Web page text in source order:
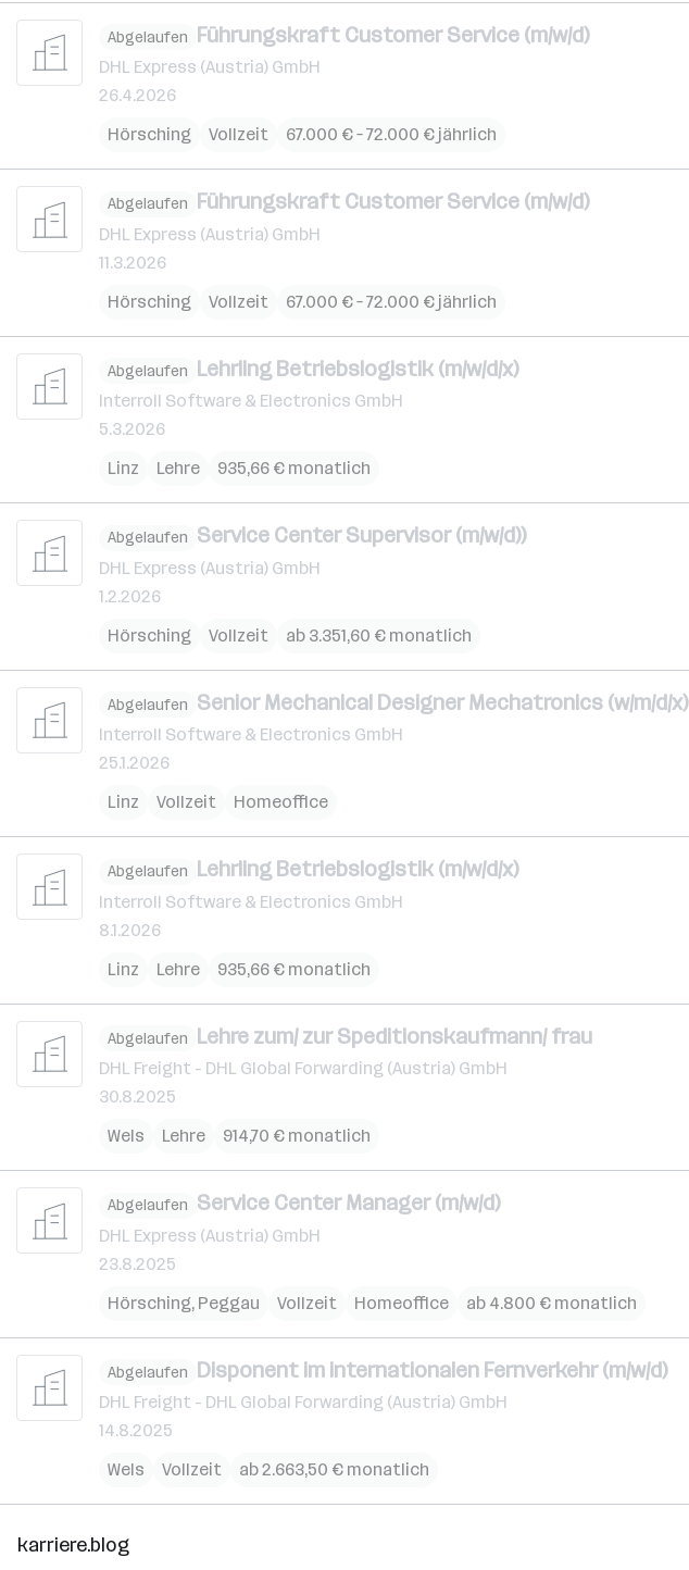
Abgelaufen Führungskraft Customer Service (m/w/d)
DHL Express (Austria) GmbH
26.4.2026
Hörsching
Vollzeit 67.000 € – 72.000 € jährlich
Abgelaufen Führungskraft Customer Service (m/w/d)
DHL Express (Austria) GmbH
11.3.2026
Hörsching
Vollzeit 67.000 € – 72.000 € jährlich
Abgelaufen Lehrling Betriebslogistik (m/w/d/x)
Interroll Software & Electronics GmbH
5.3.2026
Linz
Lehre 935,66 € monatlich
Abgelaufen Service Center Supervisor (m/w/d))
DHL Express (Austria) GmbH
1.2.2026
Hörsching
Vollzeit ab 3.351,60 € monatlich
Abgelaufen Senior Mechanical Designer Mechatronics (w/m/d/x)
Interroll Software & Electronics GmbH
25.1.2026
Linz
Vollzeit Homeoffice
Abgelaufen Lehrling Betriebslogistik (m/w/d/x)
Interroll Software & Electronics GmbH
8.1.2026
Linz
Lehre 935,66 € monatlich
Abgelaufen Lehre zum/ zur Speditionskaufmann/ frau
DHL Freight - DHL Global Forwarding (Austria) GmbH
30.8.2025
Wels
Lehre 914,70 € monatlich
Abgelaufen Service Center Manager (m/w/d)
DHL Express (Austria) GmbH
23.8.2025
Hörsching, Peggau Vollzeit Homeoffice ab 4.800 € monatlich
Abgelaufen Disponent im internationalen Fernverkehr (m/w/d)
DHL Freight - DHL Global Forwarding (Austria) GmbH
14.8.2025
Wels
Vollzeit ab 2.663,50 € monatlich
karriere.blog